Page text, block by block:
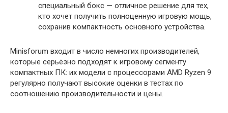
специальный бокс — отличное решение для тех,
кто хочет получить полноценную игровую мощь,
сохранив компактность основного устройства.
Minisforum входит в число немногих производителей,
которые серьёзно подходят к игровому сегменту
компактных ПК: их модели с процессорами AMD Ryzen 9
регулярно получают высокие оценки в тестах по
соотношению производительности и цены.